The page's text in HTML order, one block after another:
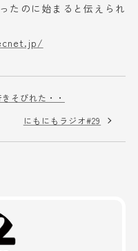
たのに始まると伝えられ
そびれた・・
にもにもラジオ#29